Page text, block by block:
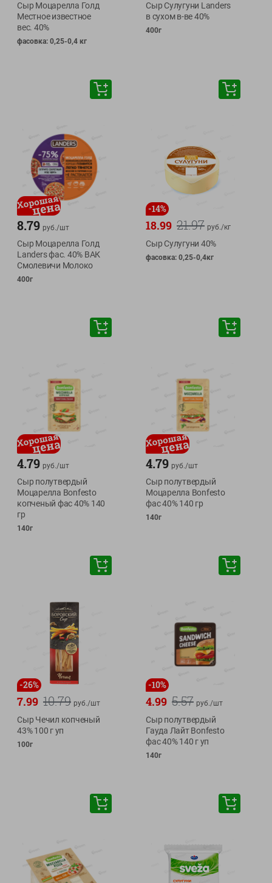
Сыр Моцарелла Голд
Местное известное
вес. 40%
фасовка: 0,25-0,4 кг
Сыр Сулугуни Landers
в сухом в-ве 40%
400г
8.79 руб./шт
Сыр Моцарелла Голд
Landers фас. 40% ВАК
Смолевичи Молоко
400г
-14%
21.97
18.99 руб./кг
Сыр Сулугуни 40%
фасовка: 0,25-0,4кг
4.79 руб./шт
Сыр полутвердый
Моцарелла Bonfesto
копченый фас 40% 140
гр
140г
4.79 руб./шт
Сыр полутвердый
Моцарелла Bonfesto
фас 40% 140 гр
140г
-26%
10.79
7.99 руб./шт
Сыр Чечил копченый
43% 100 г уп
100г
-10%
5.57
4.99 руб./шт
Сыр полутвердый
Гауда Лайт Bonfesto
фас 40% 140 г уп
140г